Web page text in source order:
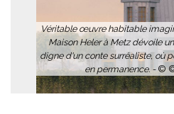
Véritable œuvre habitable
Maison Heler à Metz dévoile
digne d'un conte surréaliste, où
en permanence. - © ©